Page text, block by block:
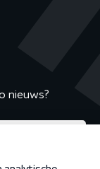
nieuws?